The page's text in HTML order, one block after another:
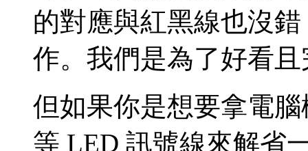
的對應與紅黑線也沒
作。我們是為了好看
但如果你是想要拿電腦
等 LED 訊號線來解省